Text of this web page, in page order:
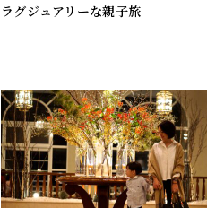
ラグジュアリーな親子旅